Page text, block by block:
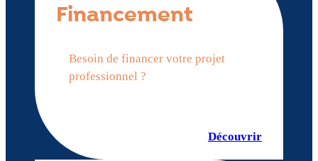
Financement
Besoin de financer votre projet
professionnel ?
Découvrir